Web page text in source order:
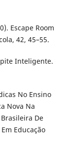
Escape Room
42, 45–55.
Inteligente.
No Ensino
Nova Na
Brasileira De
Educação